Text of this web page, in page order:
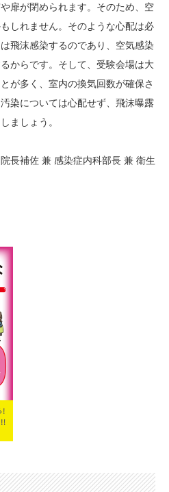
扉が閉められます。そのため、空
しれません。そのような心配は必
飛沫感染するのであり、空気感染
からです。そして、受験会場は大
が多く、室内の換気回数が確保さ
染については心配せず、飛沫曝露
ましょう。
長補佐 兼 感染症内科部長 兼 衛生